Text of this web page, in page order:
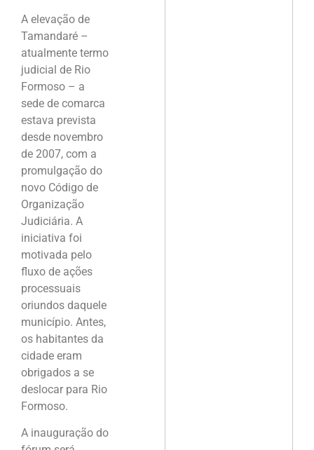
A elevação de
Tamandaré –
atualmente termo
judicial de Rio
Formoso – a
sede de comarca
estava prevista
desde novembro
de 2007, com a
promulgação do
novo Código de
Organização
Judiciária. A
iniciativa foi
motivada pelo
fluxo de ações
processuais
oriundos daquele
município. Antes,
os habitantes da
cidade eram
obrigados a se
deslocar para Rio
Formoso.
A inauguração do